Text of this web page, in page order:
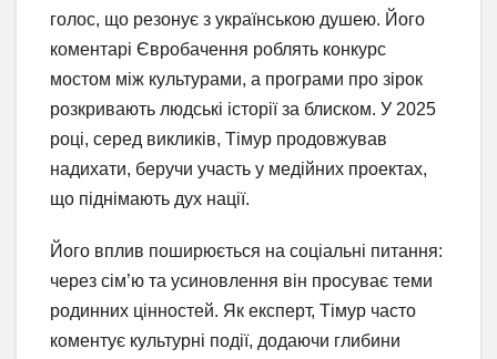
голос, що резонує з українською душею. Його
коментарі Євробачення роблять конкурс
мостом між культурами, а програми про зірок
розкривають людські історії за блиском. У 2025
році, серед викликів, Тімур продовжував
надихати, беручи участь у медійних проектах,
що піднімають дух нації.
Його вплив поширюється на соціальні питання:
через сім’ю та усиновлення він просуває теми
родинних цінностей. Як експерт, Тімур часто
коментує культурні події, додаючи глибини